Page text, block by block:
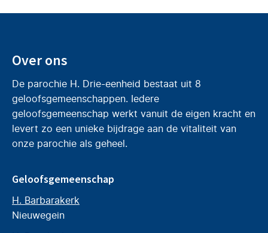
Over ons
De parochie H. Drie-eenheid bestaat uit 8
geloofsgemeenschappen. Iedere
geloofsgemeenschap werkt vanuit de eigen kracht en
levert zo een unieke bijdrage aan de vitaliteit van
onze parochie als geheel.
Geloofsgemeenschap
H. Barbarakerk
Nieuwegein